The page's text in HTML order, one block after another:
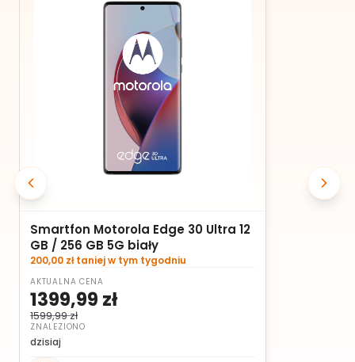
Smartfon Motorola Edge 30 Ultra 12
GB / 256 GB 5G biały
200,00 zł taniej w tym tygodniu
AKTUALNA CENA
1399,99 zł
1599,99 zł
ZNALEZIONO
dzisiaj